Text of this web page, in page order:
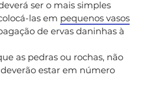
ser o mais simples
las em pequenos vasos
de ervas daninhas à
as pedras ou rochas, não
estar em número